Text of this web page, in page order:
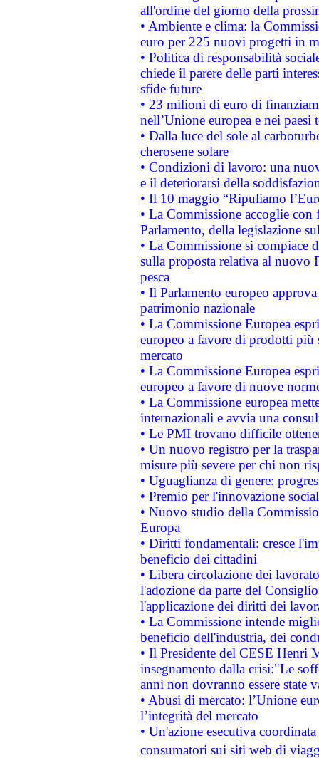
all'ordine del giorno della
• Ambiente e clima: la
euro per 225 nuovi progetti in
• Politica di responsabilità
chiede il parere delle parti
sfide future
• 23 milioni di euro di
nell’Unione europea e nei paesi
• Dalla luce del sole al
cherosene solare
• Condizioni di lavoro: una
e il deteriorarsi della
• Il 10 maggio “Ripuliamo
• La Commissione accoglie
Parlamento, della legislazione
• La Commissione si compiace
sulla proposta relativa al nuovo
pesca
• Il Parlamento europeo
patrimonio nazionale
• La Commissione Europea
europeo a favore di prodotti
mercato
• La Commissione Europea
europeo a favore di nuove
• La Commissione europea
internazionali e avvia una
• Le PMI trovano difficile
• Un nuovo registro per la
misure più severe per chi non
• Uguaglianza di genere:
• Premio per l'innovazione
• Nuovo studio della
Europa
• Diritti fondamentali: cresce
beneficio dei cittadini
• Libera circolazione dei
l'adozione da parte del
l'applicazione dei diritti dei
• La Commissione intende
beneficio dell'industria, dei
• Il Presidente del CESE Henri
insegnamento dalla crisi:"Le
anni non dovranno essere state
• Abusi di mercato: l’Unione
l’integrità del mercato
• Un'azione esecutiva
consumatori sui siti web di